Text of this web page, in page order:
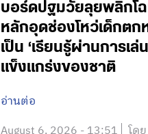
บอร์ดปฐมวัยลุยพลิกโฉ
หลักอุดช่องโหว่เด็กตก
เป็น ‘เรียนรู้ผ่านการ
แข็งแกร่งของชาติ
อ่านต่อ